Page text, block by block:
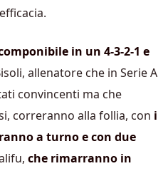
in un 4-3-2-1 e
allenatore che in Serie A
convincenti ma che
correranno alla follia, con i
a turno e con due
che rimarranno in